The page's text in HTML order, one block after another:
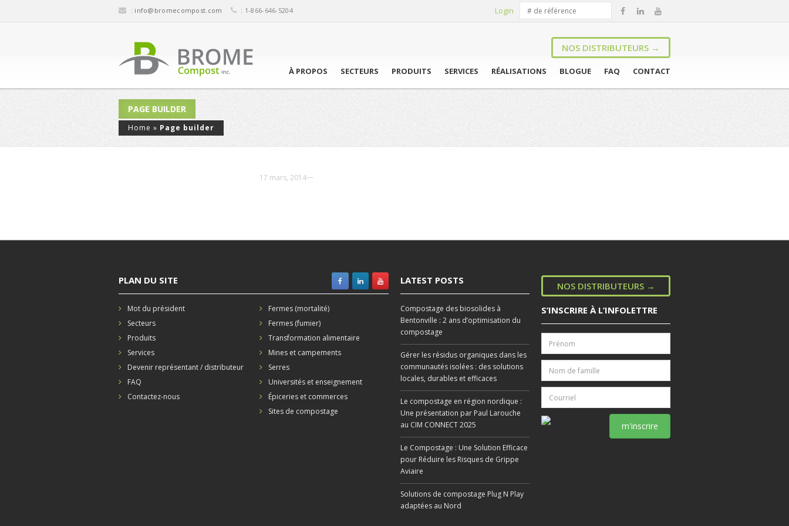
: info@bromecompost.com : 1-866-646-5204 Login
NOS DISTRIBUTEURS →
À PROPOS SECTEURS PRODUITS SERVICES RÉALISATIONS BLOGUE FAQ CONTACT
PAGE BUILDER
Home » Page builder
17 mars, 2014—
PLAN DU SITE
Mot du président
Secteurs
Produits
Services
Devenir représentant / distributeur
FAQ
Contactez-nous
Fermes (mortalité)
Fermes (fumier)
Transformation alimentaire
Mines et campements
Serres
Universités et enseignement
Épiceries et commerces
Sites de compostage
LATEST POSTS
Compostage des biosolides à
Bentonville : 2 ans d’optimisation du
compostage
Gérer les résidus organiques dans les
communautés isolées : des solutions
locales, durables et efficaces
Le compostage en région nordique :
Une présentation par Paul Larouche
au CIM CONNECT 2025
Le Compostage : Une Solution Efficace
pour Réduire les Risques de Grippe
Aviaire
Solutions de compostage Plug N Play
adaptées au Nord
NOS DISTRIBUTEURS →
S’INSCRIRE À L’INFOLETTRE
m'inscrire